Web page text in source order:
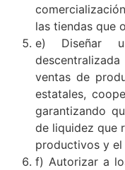
las tiendas que
e) Diseñar
ventas de
estatales,
garantizando
de liquidez que
productivos y el
f) Autorizar a